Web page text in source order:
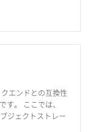
エンドとの互換性
す。 ここでは、
ジェクトストレー